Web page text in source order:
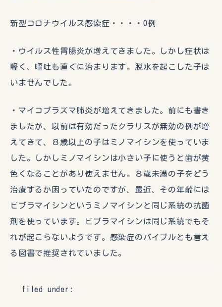
新型コロナウイルス感染症・・・・0例
・ウイルス性胃腸炎が増えてきました。しかし症状は
軽く、嘔吐も直ぐに治まります。脱水を起こした子は
いませんでした。
・マイコプラズマ肺炎が増えてきました。前にも書き
ましたが、以前は有効だったクラリスが無効の例が増
えてきて、８歳以上の子はミノマイシンを使っていま
した。しかしミノマイシンは小さい子に使うと歯が黄
色くなることがあり使えません。８歳未満の子をどう
治療するか困っていたのですが、最近、その年齢には
ビブラマイシンというミノマイシンと同じ系統の抗菌
剤を使っています。ビブラマイシンは同じ系統でもそ
れが起こらないようです。感染症のバイブルとも言え
る図書で推奨されていました。
filed under: